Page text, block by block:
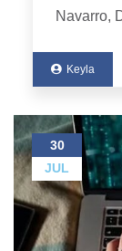
Navarro,
Keyla
30
JUL